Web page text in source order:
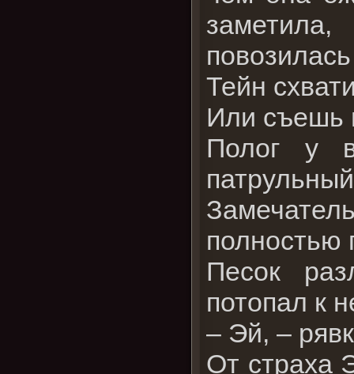
Тейн
Или съешь
Полог у
полностью
Песок
потопал к
– Эй, –
От страха